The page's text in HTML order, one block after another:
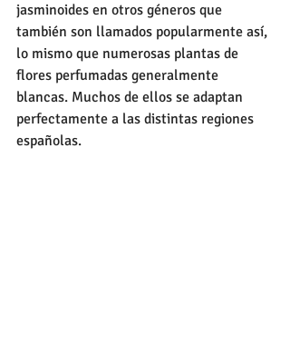
jasminoides en otros géneros que
también son llamados popularmente así,
lo mismo que numerosas plantas de
flores perfumadas generalmente
blancas. Muchos de ellos se adaptan
perfectamente a las distintas regiones
españolas.